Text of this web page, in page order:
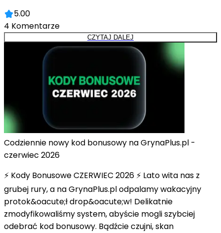
5.00
4 Komentarze
CZYTAJ DALEJ
Codziennie nowy kod bonusowy na GrynaPlus.pl -
czerwiec 2026
⚡ Kody Bonusowe CZERWIEC 2026 ⚡ Lato wita nas z
grubej rury, a na GrynaPlus.pl odpalamy wakacyjny
protok&oacute;ł drop&oacute;w! Delikatnie
zmodyfikowaliśmy system, abyście mogli szybciej
odebrać kod bonusowy. Bądźcie czujni, skan